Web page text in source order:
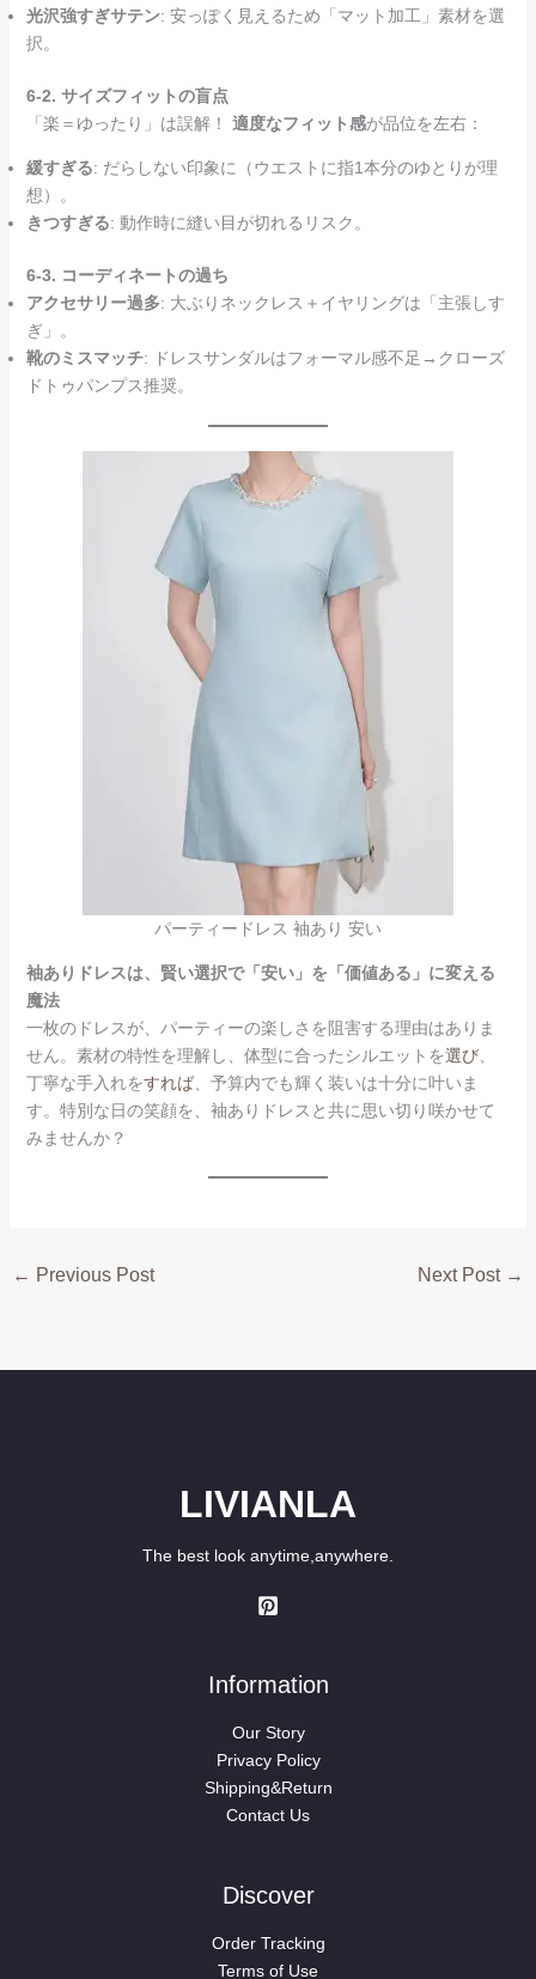
光沢強すぎサテン: 安っぽく見えるため「マット加工」素材を選
択。
6-2. サイズフィットの盲点
「楽＝ゆったり」は誤解！ 適度なフィット感が品位を左右：
緩すぎる: だらしない印象に（ウエストに指1本分のゆとりが理
想）。
きつすぎる: 動作時に縫い目が切れるリスク。
6-3. コーディネートの過ち
アクセサリー過多: 大ぶりネックレス＋イヤリングは「主張しす
ぎ」。
靴のミスマッチ: ドレスサンダルはフォーマル感不足→クローズ
ドトゥパンプス推奨。
パーティードレス 袖あり 安い
袖ありドレスは、賢い選択で「安い」を「価値ある」に変える
魔法
一枚のドレスが、パーティーの楽しさを阻害する理由はありま
せん。素材の特性を理解し、体型に合ったシルエットを選び、
丁寧な手入れをすれば、予算内でも輝く装いは十分に叶いま
す。特別な日の笑顔を、袖ありドレスと共に思い切り咲かせて
みませんか？
← Previous Post Next Post →
LIVIANLA
The best look anytime,anywhere.
Information
Our Story
Privacy Policy
Shipping&Return
Contact Us
Discover
Order Tracking
Terms of Use